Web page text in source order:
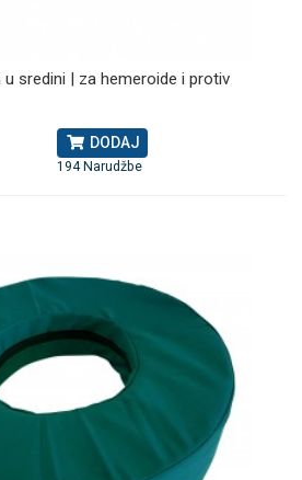
sredini | za hemeroide i protiv
DODAJ
194 Narudžbe